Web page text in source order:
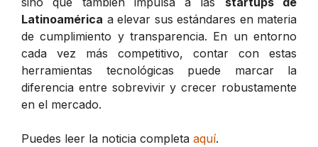
Latinoamérica a elevar sus estándares en materia
de cumplimiento y transparencia. En un entorno
cada vez más competitivo, contar con estas
herramientas tecnológicas puede marcar la
diferencia entre sobrevivir y crecer robustamente
en el mercado.
Puedes leer la noticia completa aquí.